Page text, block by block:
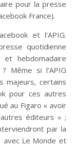
pour la presse
France).
et l’APIG.
quotidienne
et hebdomadaire
Même si l’APIG
majeurs, certains
pour ces autres
au Figaro « avoir
éditeurs » ;
par la
avec Le Monde et